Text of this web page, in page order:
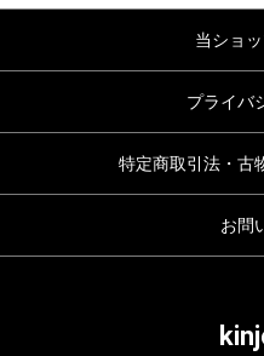
当ショ
プライバ
特定商取引法・古
お問